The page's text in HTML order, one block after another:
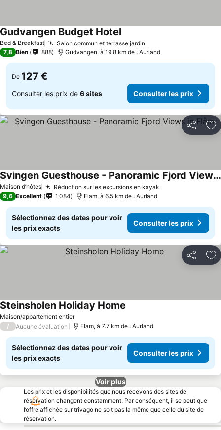
Bed & Breakfast Salon commun et terrasse jardin
Gudvangen Budget Hotel
7,8 Bien 888 Gudvangen, à 19.8 km de : Aurland
De 127 €
Consulter les prix de 6 sites Consulter les prix
Partager
Maison d’hôtes Réduction sur les excursions en kayak
Svingen Guesthouse - Panoramic Fjord Views in Flåm
9,6 Excellent 1 084 Flam, à 6.5 km de : Aurland
Sélectionnez des dates pour voir
les prix exacts
Consulter les prix
Partager
Maison/appartement entier
Steinsholen Holiday Home
/ Aucune évaluation Flam, à 7.7 km de : Aurland
Sélectionnez des dates pour voir
les prix exacts
Consulter les prix
Voir plus
Les prix et les disponibilités que nous recevons des sites de
réservation changent constamment. Par conséquent, il se peut que
l’offre affichée sur trivago ne soit pas la même que celle du site de
réservation.